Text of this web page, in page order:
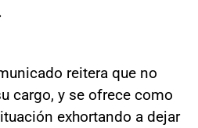
reitera que no
cargo, y se ofrece como
exhortando a dejar